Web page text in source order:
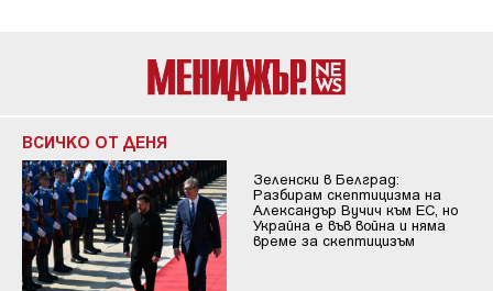
ВСИЧКО ОТ ДЕНЯ
Зеленски в Белград:
Разбирам скептицизма на
Александър Вучич към ЕС, но
Украйна е във война и няма
време за скептицизъм